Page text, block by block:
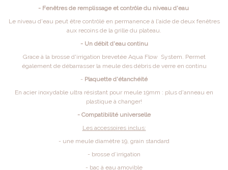
- Fenêtres de remplissage et contrôle du niveau d'eau
Le niveau d'eau peut être contrôlé en permanence à l'aide de deux fenêtres
aux recoins de la grille du plateau.
- Un débit d'eau continu
Grace à la brosse d'irrigation brevetée Aqua Flow System. Permet
également de débarrasser la meule des débris de verre en continu
- Plaquette d'étanchéité
En acier inoxydable ultra résistant pour meule 19mm : plus d'anneau en
plastique à changer!
- Compatibilité universelle
Les accessoires inclus:
- une meule diamètre 19, grain standard
- brosse d’irrigation
- bac à eau amovible